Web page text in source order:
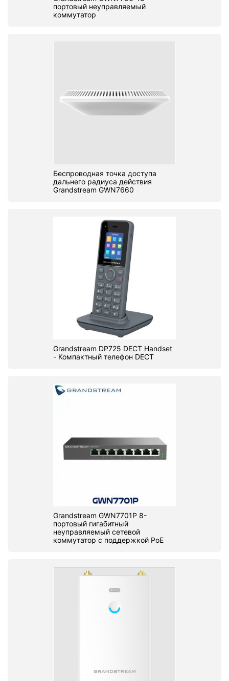
портовый неуправляемый
коммутатор
Беспроводная точка доступа
дальнего радиуса действия
Grandstream GWN7660
Grandstream DP725 DECT Handset
- Компактный телефон DECT
Grandstream GWN7701P 8-
портовый гигабитный
неуправляемый сетевой
коммутатор с поддержкой PoE